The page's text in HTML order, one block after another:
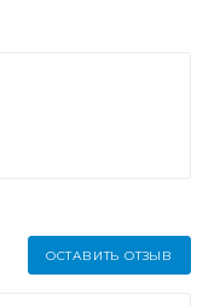
ОСТАВИТЬ ОТЗЫВ